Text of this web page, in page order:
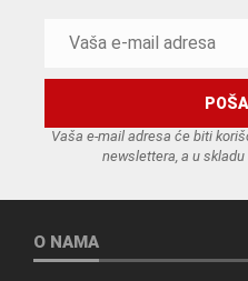
Vaša e-mail adresa će biti
newslettera, a u skladu
O NAMA